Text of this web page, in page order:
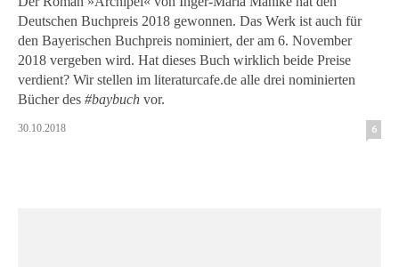
Deutschen Buchpreis 2018 gewonnen. Das Werk ist auch für
den Bayerischen Buchpreis nominiert, der am 6. November
2018 vergeben wird. Hat dieses Buch wirklich beide Preise
verdient? Wir stellen im literaturcafe.de alle drei nominierten
Bücher des #baybuch vor.
30.10.2018 6